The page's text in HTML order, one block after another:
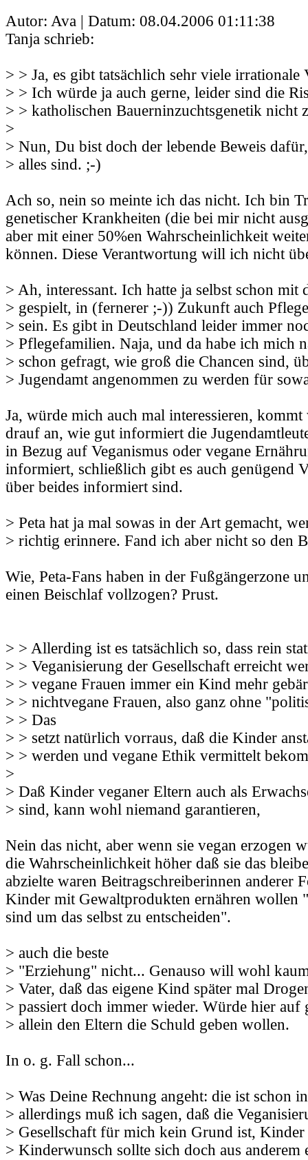
Autor: Ava | Datum: 08.04.2006 01:11:38
Tanja schrieb:
> > Ja, es gibt tatsächlich sehr viele irrationale
> > Ich würde ja auch gerne, leider sind die
> > katholischen Bauerninzuchtsgenetik nicht
>
> Nun, Du bist doch der lebende Beweis
> alles sind. ;-)
Ach so, nein so meinte ich das nicht. Ich bin
genetischer Krankheiten (die bei mir nicht
aber mit einer 50%en Wahrscheinlichkeit
können. Diese Verantwortung will ich nicht
> Ah, interessant. Ich hatte ja selbst schon mit
> gespielt, in (fernerer ;-)) Zukunft auch
> sein. Es gibt in Deutschland leider immer
> Pflegefamilien. Naja, und da habe ich mich
> schon gefragt, wie groß die Chancen sind,
> Jugendamt angenommen zu werden für
Ja, würde mich auch mal interessieren,
drauf an, wie gut informiert die
in Bezug auf Veganismus oder vegane
informiert, schließlich gibt es auch genügend
über beides informiert sind.
> Peta hat ja mal sowas in der Art gemacht,
> richtig erinnere. Fand ich aber nicht so den
Wie, Peta-Fans haben in der Fußgängerzone
einen Beischlaf vollzogen? Prust.
> > Allerding ist es tatsächlich so, dass rein
> > Veganisierung der Gesellschaft erreicht
> > vegane Frauen immer ein Kind mehr
> > nichtvegane Frauen, also ganz ohne
> > Das
> > setzt natürlich vorraus, daß die Kinder
> > werden und vegane Ethik vermittelt
>
> Daß Kinder veganer Eltern auch als
> sind, kann wohl niemand garantieren,
Nein das nicht, aber wenn sie vegan erzogen
die Wahrscheinlichkeit höher daß sie das
abzielte waren Beitragschreiberinnen anderer
Kinder mit Gewaltprodukten ernähren wollen
sind um das selbst zu entscheiden".
> auch die beste
> "Erziehung" nicht... Genauso will wohl
> Vater, daß das eigene Kind später mal
> passiert doch immer wieder. Würde hier auf
> allein den Eltern die Schuld geben wollen.
In o. g. Fall schon...
> Was Deine Rechnung angeht: die ist schon
> allerdings muß ich sagen, daß die
> Gesellschaft für mich kein Grund ist,
> Kinderwunsch sollte sich doch aus anderem